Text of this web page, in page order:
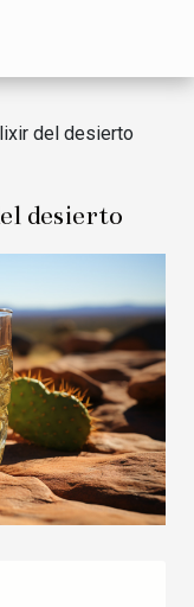
del desierto
desierto